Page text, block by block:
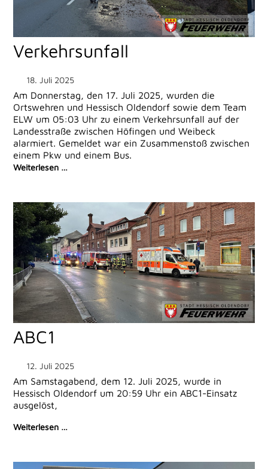
Verkehrsunfall
18. Juli 2025
Am Donnerstag, den 17. Juli 2025, wurden die
Ortswehren und Hessisch Oldendorf sowie dem Team
ELW um 05:03 Uhr zu einem Verkehrsunfall auf der
Landesstraße zwischen Höfingen und Weibeck
alarmiert. Gemeldet war ein Zusammenstoß zwischen
einem Pkw und einem Bus.
Weiterlesen …
ABC1
12. Juli 2025
Am Samstagabend, dem 12. Juli 2025, wurde in
Hessisch Oldendorf um 20:59 Uhr ein ABC1-Einsatz
ausgelöst,
Weiterlesen …